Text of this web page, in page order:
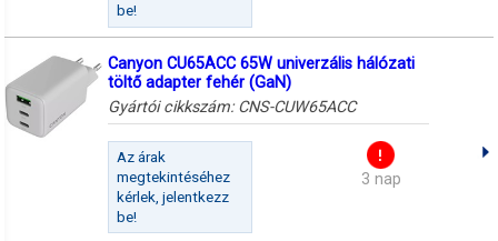
be!
Canyon CU65ACC 65W univerzális hálózati
töltő adapter fehér (GaN)
Gyártói cikkszám: CNS-CUW65ACC
Az árak
megtekintéséhez
kérlek, jelentkezz
be!
3 nap